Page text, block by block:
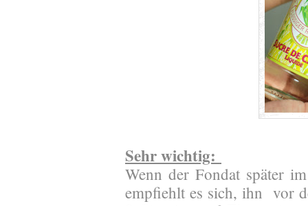
Sehr wichtig:
Wenn der Fondat später
empfiehlt es sich, ihn vor